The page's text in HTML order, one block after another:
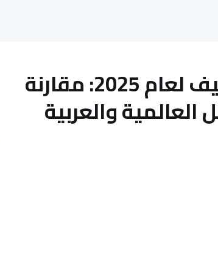
أقوى منصات التوظيف لعام 2025: مقارنة
والعربية